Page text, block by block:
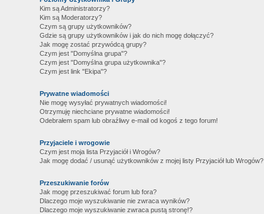
Kim są Administratorzy?
Kim są Moderatorzy?
Czym są grupy użytkowników?
Gdzie są grupy użytkowników i jak do nich mogę dołączyć?
Jak mogę zostać przywódcą grupy?
Czym jest "Domyślna grupa"?
Czym jest "Domyślna grupa użytkownika"?
Czym jest link "Ekipa"?
Prywatne wiadomości
Nie mogę wysyłać prywatnych wiadomości!
Otrzymuję niechciane prywatne wiadomości!
Odebrałem spam lub obraźliwy e-mail od kogoś z tego forum!
Przyjaciele i wrogowie
Czym jest moja lista Przyjaciół i Wrogów?
Jak mogę dodać / usunąć użytkowników z mojej listy Przyjaciół lub Wrogów?
Przeszukiwanie forów
Jak mogę przeszukiwać forum lub fora?
Dlaczego moje wyszukiwanie nie zwraca wyników?
Dlaczego moje wyszukiwanie zwraca pustą stronę!?